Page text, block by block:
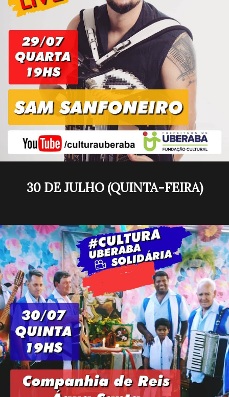
30 DE JULHO (QUINTA-FEIRA)